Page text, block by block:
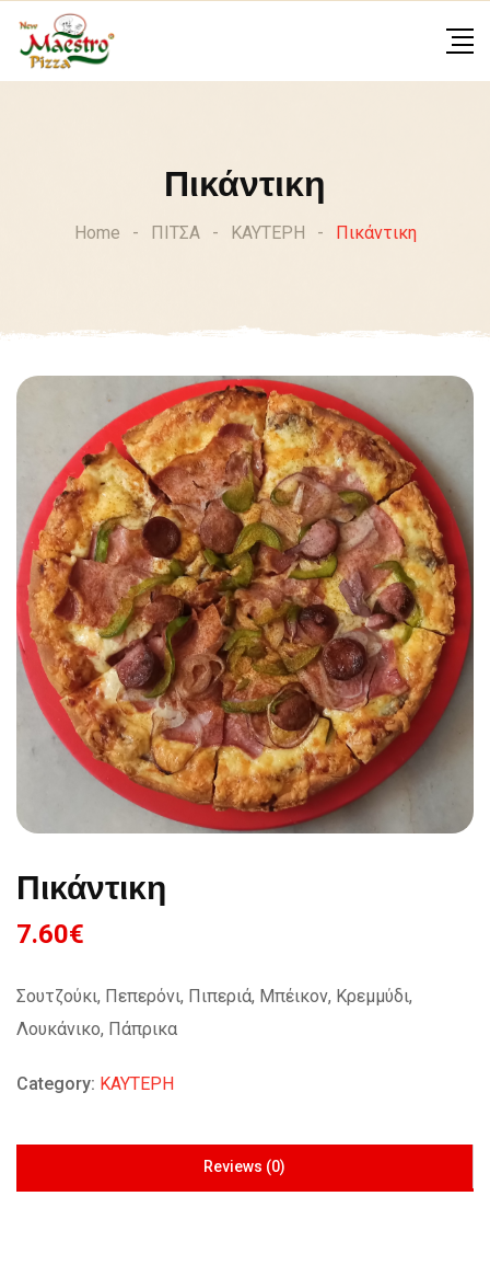
content
Πικάντικη
Home - ΠΙΤΣΑ - ΚΑΥΤΕΡΗ - Πικάντικη
Πικάντικη
7.60€
Σουτζούκι, Πεπερόνι, Πιπεριά, Μπέικον, Κρεμμύδι,
Λουκάνικο, Πάπρικα
Category: ΚΑΥΤΕΡΗ
Reviews (0)